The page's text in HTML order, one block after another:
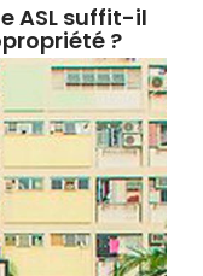
ASL suffit-il
?